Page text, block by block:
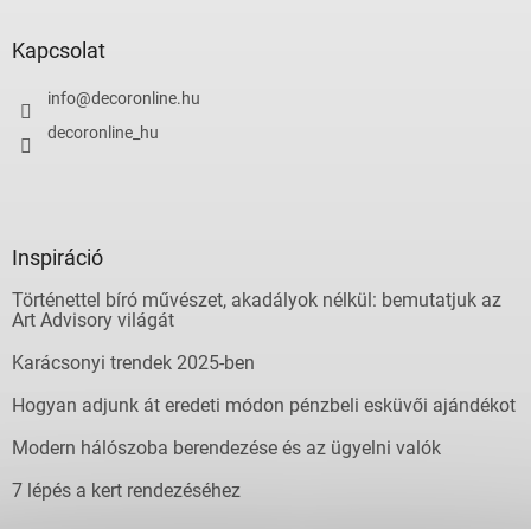
Kapcsolat
info@decoronline.hu
decoronline_hu
Inspiráció
Történettel bíró művészet, akadályok nélkül: bemutatjuk az
Art Advisory világát
Karácsonyi trendek 2025-ben
Hogyan adjunk át eredeti módon pénzbeli esküvői ajándékot
Modern hálószoba berendezése és az ügyelni valók
7 lépés a kert rendezéséhez